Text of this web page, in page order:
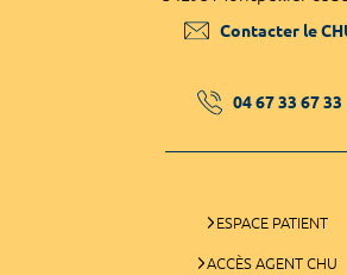
Contacter le
04 67 33 67 33
ESPACE PATIENT
ACCÈS AGENT CHU